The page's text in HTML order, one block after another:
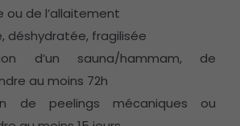
ou de l’allaitement
déshydratée, fragilisée
d’un sauna/hammam, de
au moins 72h
de peelings mécaniques ou